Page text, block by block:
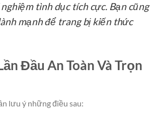
tình dục tích cực. Bạn cũng
mạnh để trang bị kiến thức
Đầu An Toàn Và Trọn
lưu ý những điều sau: